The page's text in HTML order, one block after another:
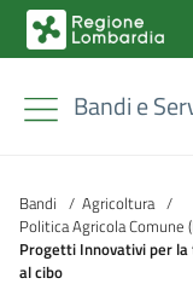
Bandi e
Bandi / Agricoltura /
Politica Agricola Comune
Progetti Innovativi per
al cibo